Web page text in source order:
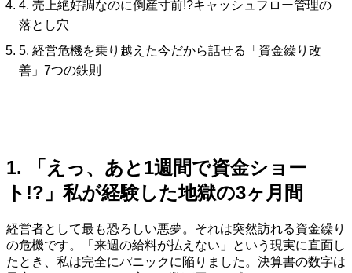
4. 売上絶好調なのに倒産寸前!?キャッシュフロー管理の
落とし穴
5. 経営危機を乗り越えた今だから話せる「資金繰り改
善」7つの鉄則
1. 「えっ、あと1週間で資金ショー
ト!?」私が経験した地獄の3ヶ月間
経営者として最も恐ろしい悪夢。それは突然訪れる資金繰り
の危機です。「来週の給料が払えない」という現実に直面し
たとき、私は完全にパニックに陥りました。決算書の数字は